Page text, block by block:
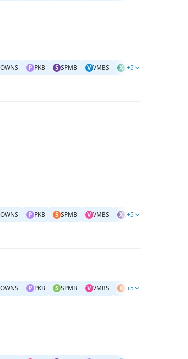
OWNS P PKB S SPMB V VMBS X XHB
+5
OWNS P PKB S SPMB V VMBS X XHB
+5
OWNS P PKB S SPMB V VMBS X XHB
+5